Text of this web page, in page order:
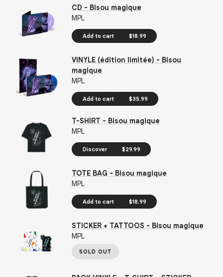
CD - Bisou magique
MPL
Add to cart $18.99
VINYLE (édition limitée) - Bisou
magique
MPL
Add to cart $35.99
T-SHIRT - Bisou magique
MPL
Discover $29.99
TOTE BAG - Bisou magique
MPL
Add to cart $18.99
STICKER + TATTOOS - Bisou magique
MPL
SOLD OUT